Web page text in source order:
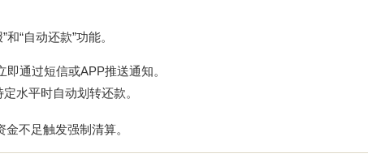
和“自动还款”功能。
即通过短信或APP推送通知。
水平时自动划转还款。
不足触发强制清算。